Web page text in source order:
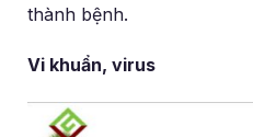
thành bệnh.
Vi khuẩn, virus